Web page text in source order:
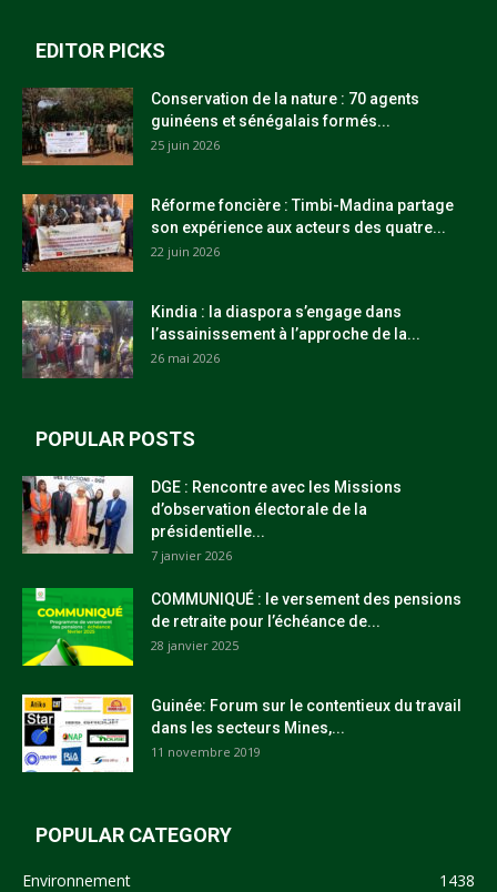
EDITOR PICKS
Conservation de la nature : 70 agents
guinéens et sénégalais formés...
25 juin 2026
Réforme foncière : Timbi-Madina partage
son expérience aux acteurs des quatre...
22 juin 2026
Kindia : la diaspora s’engage dans
l’assainissement à l’approche de la...
26 mai 2026
POPULAR POSTS
DGE : Rencontre avec les Missions
d’observation électorale de la
présidentielle...
7 janvier 2026
COMMUNIQUÉ : le versement des pensions
de retraite pour l’échéance de...
28 janvier 2025
Guinée: Forum sur le contentieux du travail
dans les secteurs Mines,...
11 novembre 2019
POPULAR CATEGORY
Environnement
1438